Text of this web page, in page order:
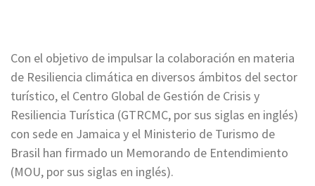
Con el objetivo de impulsar la colaboración en materia
de Resiliencia climática en diversos ámbitos del sector
turístico, el Centro Global de Gestión de Crisis y
Resiliencia Turística (GTRCMC, por sus siglas en inglés)
con sede en Jamaica y el Ministerio de Turismo de
Brasil han firmado un Memorando de Entendimiento
(MOU, por sus siglas en inglés).